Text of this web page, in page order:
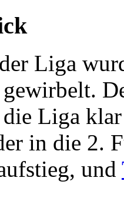
Liga
die Liga
in die 2.
und